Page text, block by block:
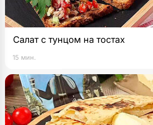
Салат с тунцом на тостах
15 мин.